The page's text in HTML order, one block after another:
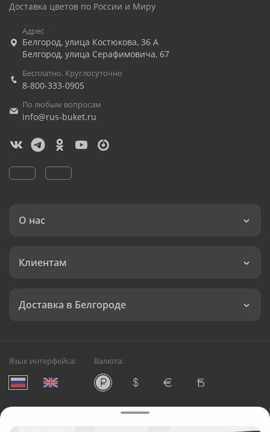
Доставка цветов по России и Миру
Адрес
Белгород, улица Костюкова, 36 А
Белгород, улица Серафимовича, 67
Бесплатно. Круглосуточно
8-800-333-0905
По любым вопросам
info@rus-buket.ru
О нас
Клиентам
Доставка в Белгороде
Язык интерфейса: Валюта:
Служба круглосуточной доставки цветов в Белгороде
Русский Букет, 2026